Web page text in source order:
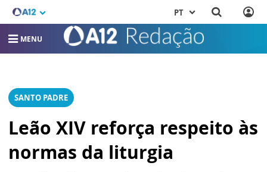
PT
MENU
SANTO PADRE
Leão XIV reforça respeito às
normas da liturgia